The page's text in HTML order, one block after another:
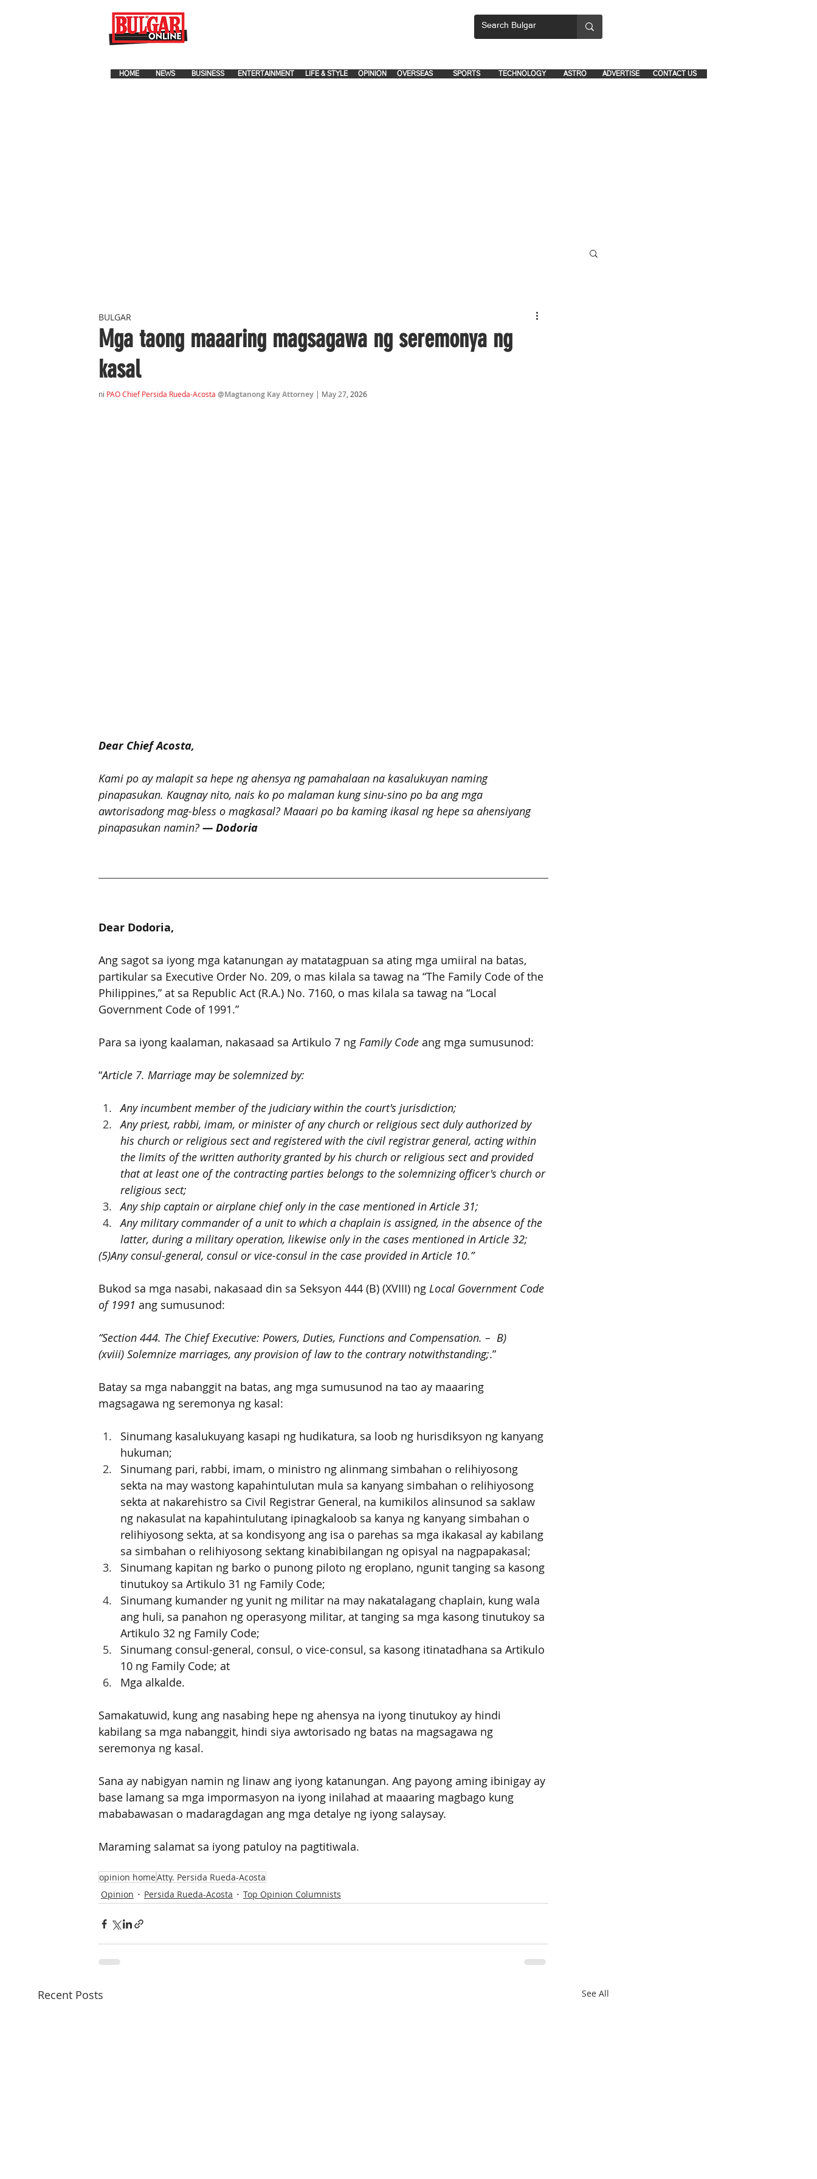
CONTACT US
ADVERTISE
ASTRO
TECHNOLOGY
SPORTS
OVERSEAS
OPINION
LIFE & STYLE
ENTERTAINMENT
NEWS
HOME BUSINESS . .
Mga taong maaaring magsagawa ng seremonya ng
kasal
BULGAR
ni PAO Chief Persida Rueda-Acosta @Magtanong Kay Attorney | May 27 , 2026
Dear Chief Acosta,
Kami po ay malapit sa hepe ng ahensya ng pamahalaan na kasalukuyan naming
pinapasukan. Kaugnay nito, nais ko po malaman kung sinu-sino po ba ang mga
awtorisadong mag-bless o magkasal? Maaari po ba kaming ikasal ng hepe sa ahensiyang
pinapasukan namin? — Dodoria
Dear Dodoria,
Ang sagot sa iyong mga katanungan ay matatagpuan sa ating mga umiiral na batas,
partikular sa Executive Order No. 209, o mas kilala sa tawag na “The Family Code of the
Philippines,” at sa Republic Act (R.A.) No. 7160, o mas kilala sa tawag na “Local
Government Code of 1991.”
Para sa iyong kaalaman, nakasaad sa Artikulo 7 ng Family Code ang mga sumusunod:
“Article 7. Marriage may be solemnized by:
Any incumbent member of the judiciary within the court's jurisdiction;
Any priest, rabbi, imam, or minister of any church or religious sect duly authorized by
his church or religious sect and registered with the civil registrar general, acting within
the limits of the written authority granted by his church or religious sect and provided
that at least one of the contracting parties belongs to the solemnizing officer's church or
religious sect;
Any ship captain or airplane chief only in the case mentioned in Article 31;
Any military commander of a unit to which a chaplain is assigned, in the absence of the
latter, during a military operation, likewise only in the cases mentioned in Article 32;
(5)Any consul-general, consul or vice-consul in the case provided in Article 10.”
Bukod sa mga nasabi, nakasaad din sa Seksyon 444 (B) (XVIII) ng Local Government Code
of 1991 ang sumusunod:
“Section 444. The Chief Executive: Powers, Duties, Functions and Compensation. –  B)
(xviii) Solemnize marriages, any provision of law to the contrary notwithstanding;.”
Batay sa mga nabanggit na batas, ang mga sumusunod na tao ay maaaring
magsagawa ng seremonya ng kasal:
Sinumang kasalukuyang kasapi ng hudikatura, sa loob ng hurisdiksyon ng kanyang
hukuman;
Sinumang pari, rabbi, imam, o ministro ng alinmang simbahan o relihiyosong
sekta na may wastong kapahintulutan mula sa kanyang simbahan o relihiyosong
sekta at nakarehistro sa Civil Registrar General, na kumikilos alinsunod sa saklaw
ng nakasulat na kapahintulutang ipinagkaloob sa kanya ng kanyang simbahan o
relihiyosong sekta, at sa kondisyong ang isa o parehas sa mga ikakasal ay kabilang
sa simbahan o relihiyosong sektang kinabibilangan ng opisyal na nagpapakasal;
Sinumang kapitan ng barko o punong piloto ng eroplano, ngunit tanging sa kasong
tinutukoy sa Artikulo 31 ng Family Code;
Sinumang kumander ng yunit ng militar na may nakatalagang chaplain, kung wala
ang huli, sa panahon ng operasyong militar, at tanging sa mga kasong tinutukoy sa
Artikulo 32 ng Family Code;
Sinumang consul-general, consul, o vice-consul, sa kasong itinatadhana sa Artikulo
10 ng Family Code; at
Mga alkalde.
Samakatuwid, kung ang nasabing hepe ng ahensya na iyong tinutukoy ay hindi
kabilang sa mga nabanggit, hindi siya awtorisado ng batas na magsagawa ng
seremonya ng kasal.
Sana ay nabigyan namin ng linaw ang iyong katanungan. Ang payong aming ibinigay ay
base lamang sa mga impormasyon na iyong inilahad at maaaring magbago kung
mababawasan o madaragdagan ang mga detalye ng iyong salaysay.
Maraming salamat sa iyong patuloy na pagtitiwala.
opinion homeAtty. Persida Rueda-Acosta
Opinion
Persida Rueda-Acosta Top Opinion Columnists
Recent Posts See All